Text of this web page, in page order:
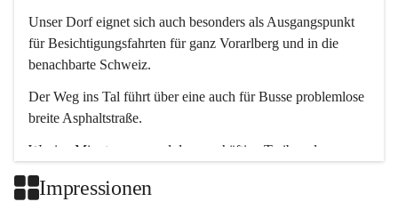
Unser Dorf eignet sich auch besonders als Ausgangspunkt
für Besichtigungsfahrten für ganz Vorarlberg und in die
benachbarte Schweiz.
Der Weg ins Tal führt über eine auch für Busse problemlose
breite Asphaltstraße.
Wenige Minuten nur, und das geschäftige Treiben der
Impressionen